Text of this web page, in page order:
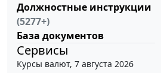
Должностные инструкции
(5277+)
База документов
Сервисы
Курсы валют, 7 августа 2026